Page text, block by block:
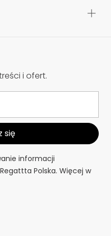
i ofert.
informacji
Polska. Więcej w